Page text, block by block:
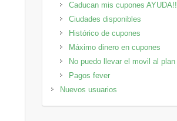
Caducan mis cupones AYUDA!!
Ciudades disponibles
Histórico de cupones
Máximo dinero en cupones
No puedo llevar el movil al plan
Pagos fever
Nuevos usuarios